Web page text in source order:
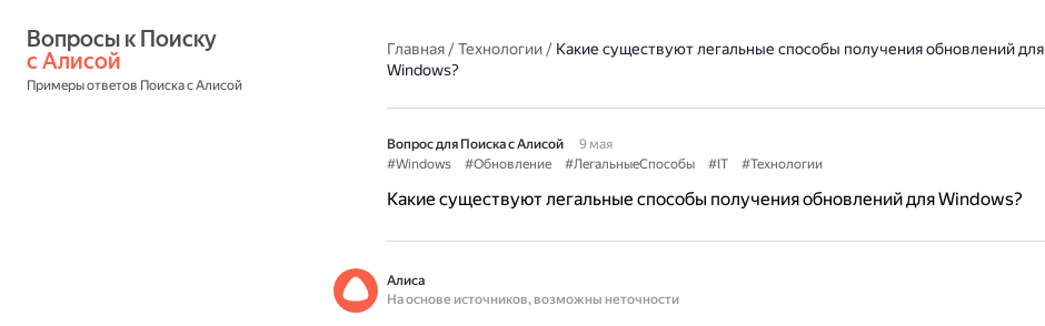
с Алисой
Примеры ответов Поиска с Алисой
Главная/Технологии/ Какие существуют легальные способы получения обновлений для
Windows?
Вопрос для Поиска с Алисой
9 мая
#Windows
#Обновление #ЛегальныеСпособы #IT #Технологии
Какие существуют легальные способы получения обновлений для Windows?
Алиса
На основе источников, возможны неточности